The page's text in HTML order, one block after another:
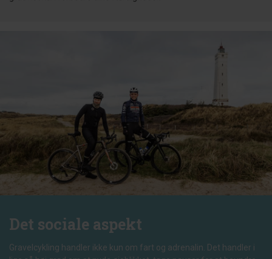
Det sociale aspekt
Gravelcykling handler ikke kun om fart og adrenalin. Det handler i